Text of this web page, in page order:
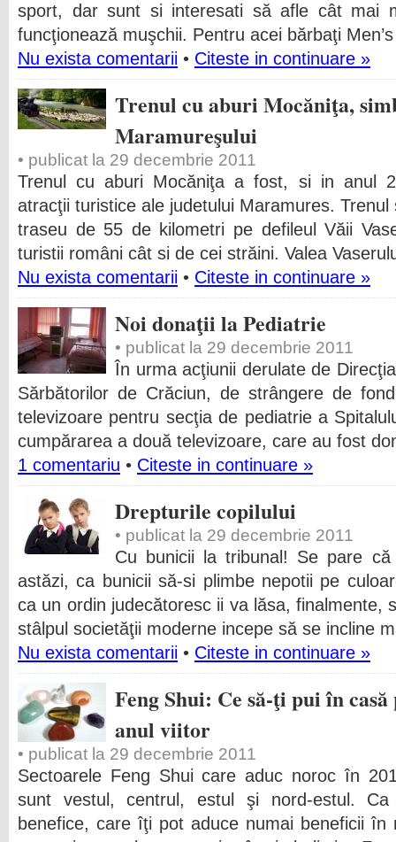
sport, dar sunt si interesati să afle cât mai
funcţionează muşchii. Pentru acei bărbaţi
Nu exista comentarii • Citeste in continuare »
Trenul cu aburi Mocăniţa,
Maramureşului
• publicat la 29 decembrie 2011
Trenul cu aburi Mocăniţa a fost, si in anul
atracţii turistice ale judetului Maramures.
traseu de 55 de kilometri pe defileul Văii
turistii români cât si de cei străini. Valea
Nu exista comentarii • Citeste in continuare »
Noi donaţii la Pediatrie
• publicat la 29 decembrie 2011
În urma acţiunii derulate de
Sărbătorilor de Crăciun, de strângere de
televizoare pentru secţia de pediatrie a
cumpărarea a două televizoare, care au fost
1 comentariu • Citeste in continuare »
Drepturile copilului
• publicat la 29 decembrie 2011
Cu bunicii la tribunal! Se pare
astăzi, ca bunicii să-si plimbe nepotii pe
ca un ordin judecătoresc ii va lăsa, finalmente,
stâlpul societăţii moderne incepe să se incline
Nu exista comentarii • Citeste in continuare »
Feng Shui: Ce să-ţi pui în
anul viitor
• publicat la 29 decembrie 2011
Sectoarele Feng Shui care aduc noroc în
sunt vestul, centrul, estul şi nord-estul.
benefice, care îţi pot aduce numai beneficii în